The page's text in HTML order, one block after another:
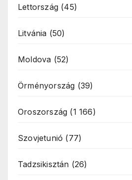
Lettország (45)
Litvánia (50)
Moldova (52)
Örményország (39)
Oroszország (1 166)
Szovjetunió (77)
Tadzsikisztán (26)